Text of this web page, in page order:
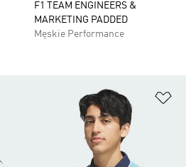
F1 TEAM ENGINEERS &
MARKETING PADDED
Męskie Performance